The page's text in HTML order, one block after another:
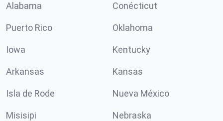
Alabama Conécticut
Puerto Rico Oklahoma
Iowa Kentucky
Arkansas Kansas
Isla de Rode Nueva México
Misisipi Nebraska